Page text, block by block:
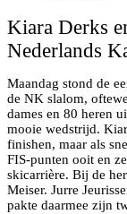
Kiara Derks
Nederlands
Maandag stond de
de NK slalom,
dames en 80 heren
mooie wedstrijd.
finishen, maar als
FIS-punten ooit en
skicarrière. Bij de
Meiser. Jurre
pakte daarmee zijn